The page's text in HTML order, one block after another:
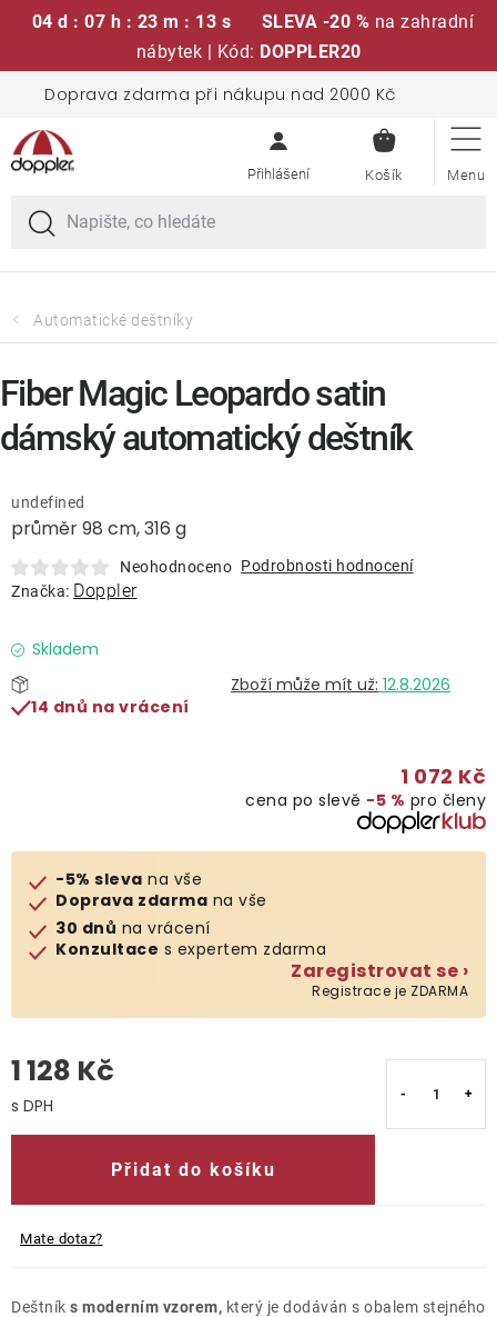
04 d : 07 h : 23 m : 13 s SLEVA -20 % na zahradní
nábytek | Kód: DOPPLER20
obsah
Doprava zdarma při nákupu nad 2000 Kč
KOŠÍK
Sedací soupravy
Slunečníky
Křesla a židle
Lavice a houpačky
Lehátka
Doplňky
Deštníky
Gastro produkty
Klub výhod
Automatické deštníky
průměr 98 cm, 316 g
undefined
Neohodnoceno Podrobnosti hodnocení
Značka: Doppler
Skladem
12.8.2026
14 dnů na vrácení
1 072 Kč
cena po slevě −5 % pro členy
-5% sleva na vše
Doprava zdarma na vše
30 dnů na vrácení
Konzultace s expertem zdarma
Zaregistrovat se ›
Registrace je ZDARMA
1 128 Kč
Přidat do košíku
Mate dotaz?
Deštník s moderním vzorem, který je dodáván s obalem stejného
Fiber Magic Leopardo satin
dámský automatický deštník